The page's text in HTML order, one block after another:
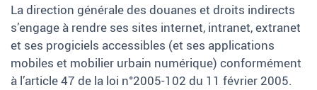
La direction générale des douanes et droits indirects
s’engage à rendre ses sites internet, intranet, extranet
et ses progiciels accessibles (et ses applications
mobiles et mobilier urbain numérique) conformément
à l’article 47 de la loi n°2005-102 du 11 février 2005.